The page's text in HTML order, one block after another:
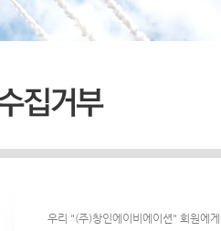
우리 "(주)창인에이비에이션" 회원에